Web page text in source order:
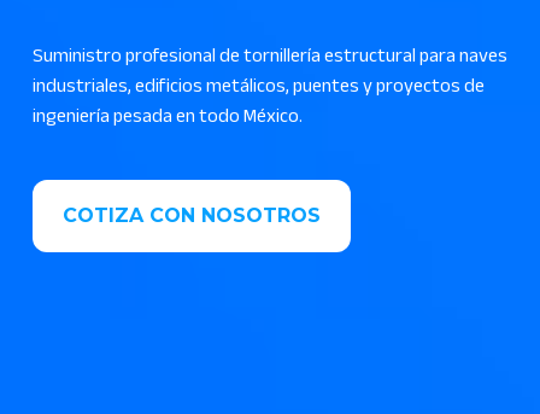
Suministro profesional de tornillería estructural para naves
industriales, edificios metálicos, puentes y proyectos de
ingeniería pesada en todo México.
COTIZA CON NOSOTROS